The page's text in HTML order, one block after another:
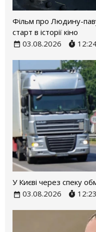
Фільм про Людину-
старт в історії кіно
03.08.2026
У Києві через спеку
03.08.2026
12:23